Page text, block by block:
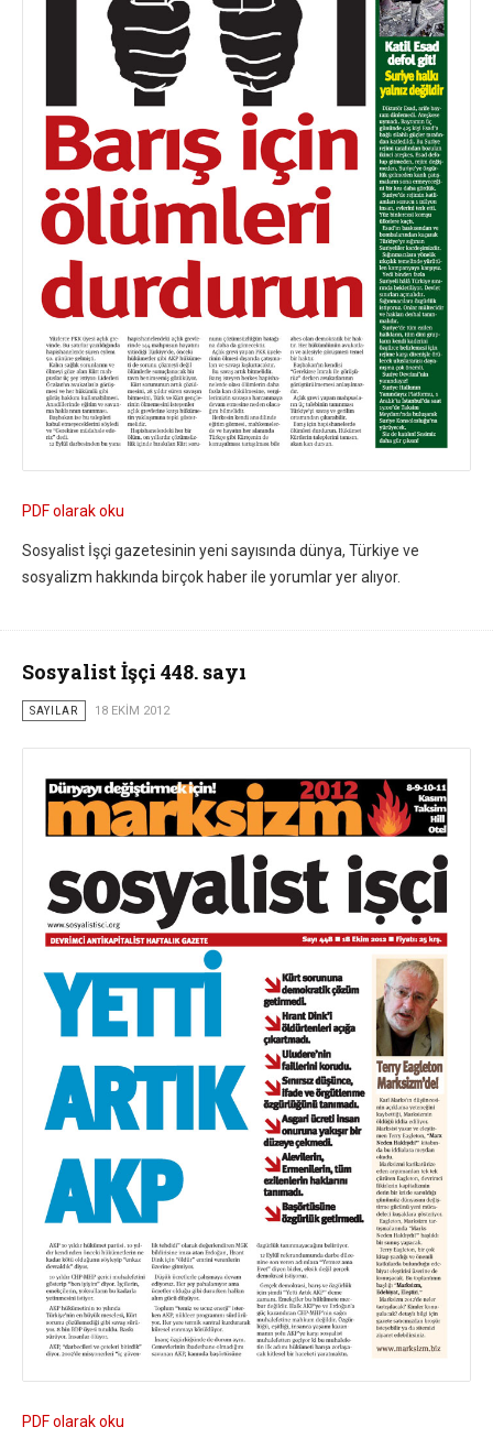
PDF olarak oku
Sosyalist İşçi gazetesinin yeni sayısında dünya, Türkiye ve
sosyalizm hakkında birçok haber ile yorumlar yer alıyor.
Sosyalist İşçi 448. sayı
SAYILAR 18 EKIM 2012
PDF olarak oku